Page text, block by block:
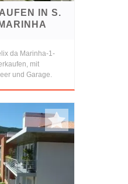
IN S.
da Marinha-1-
mit
und Garage.